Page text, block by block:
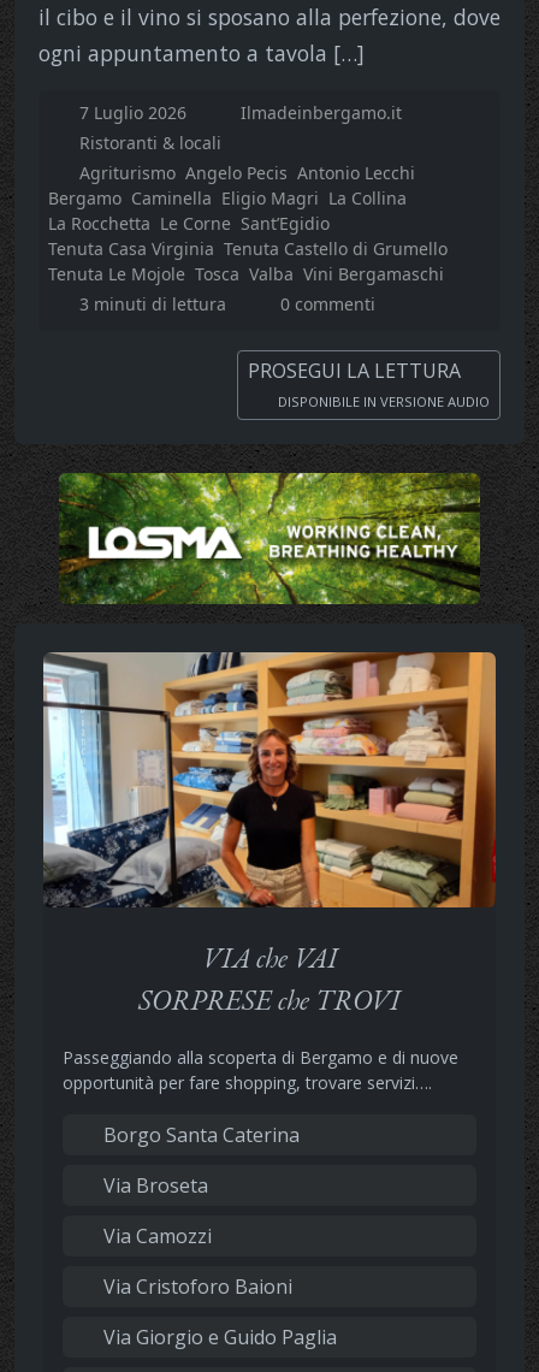
il cibo e il vino si sposano alla perfezione, dove
ogni appuntamento a tavola […]
7 Luglio 2026
Ilmadeinbergamo.it
Ristoranti & locali
Agriturismo Angelo Pecis Antonio Lecchi
Bergamo Caminella Eligio Magri La Collina
La Rocchetta Le Corne Sant’Egidio
Tenuta Casa Virginia Tenuta Castello di Grumello
Tenuta Le Mojole Tosca Valba Vini Bergamaschi
3 minuti di lettura
0 commenti
PROSEGUI LA LETTURA
DISPONIBILE IN VERSIONE AUDIO
VIA che VAI
SORPRESE che TROVI
Passeggiando alla scoperta di Bergamo e di nuove
opportunità per fare shopping, trovare servizi….
Borgo Santa Caterina
Via Broseta
Via Camozzi
Via Cristoforo Baioni
Via Giorgio e Guido Paglia